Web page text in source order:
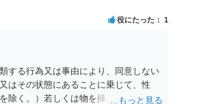
役にたった 1
する行為又は事由により、同意しない
はその状態にあることに乗じて、性
除く。）若しくは物を挿入する行為で